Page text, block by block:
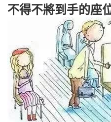
不得不將到手的座